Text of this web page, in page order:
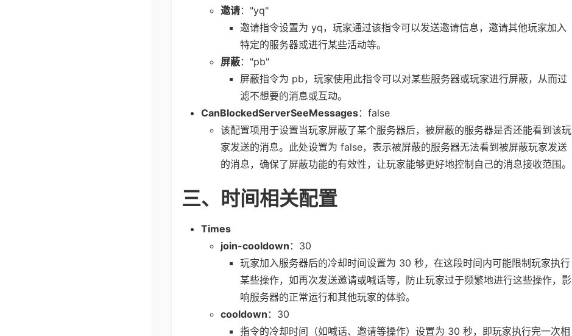
邀请："yq"
邀请指令设置为 yq，玩家通过该指令可以发送邀请信息，邀请其他玩家加入
特定的服务器或进行某些活动等。
屏蔽："pb"
屏蔽指令为 pb，玩家使用此指令可以对某些服务器或玩家进行屏蔽，从而过
滤不想要的消息或互动。
CanBlockedServerSeeMessages：false
该配置项用于设置当玩家屏蔽了某个服务器后，被屏蔽的服务器是否还能看到该玩
家发送的消息。此处设置为 false，表示被屏蔽的服务器无法看到被屏蔽玩家发送
的消息，确保了屏蔽功能的有效性，让玩家能够更好地控制自己的消息接收范围。
三、时间相关配置
Times
join-cooldown ：30
玩家加入服务器后的冷却时间设置为 30 秒，在这段时间内可能限制玩家执行
某些操作，如再次发送邀请或喊话等，防止玩家过于频繁地进行这些操作，影
响服务器的正常运行和其他玩家的体验。
cooldown ：30
指令的冷却时间（如喊话、邀请等操作）设置为 30 秒，即玩家执行完一次相